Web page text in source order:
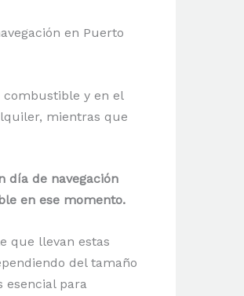
en Puerto
y en el
mientras que
día de navegación
en ese momento.
que llevan estas
del tamaño
esencial para